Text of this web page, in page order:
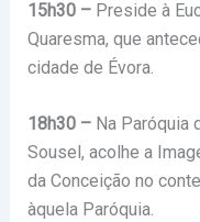
15h30 –Preside à
Quaresma, que
cidade de Évora.
18h30 –Na Paróquia
Sousel, acolhe a
da Conceição no
àquela Paróquia.